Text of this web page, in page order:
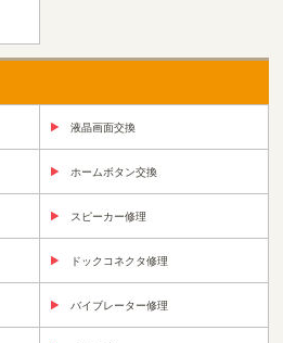
液晶画面交換
ホームボタン交換
スピーカー修理
ドックコネクタ修理
バイブレーター修理